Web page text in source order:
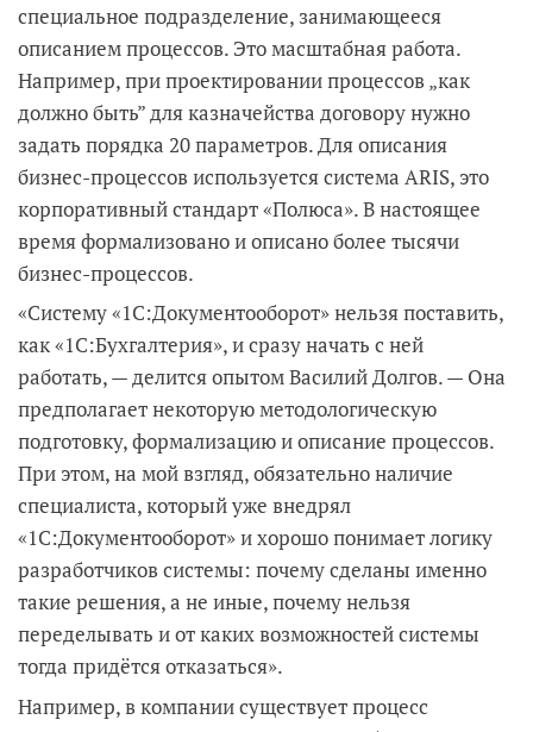
специальное подразделение, занимающееся
описанием процессов. Это масштабная работа.
Например, при проектировании процессов „как
должно быть” для казначейства договору нужно
задать порядка 20 параметров. Для описания
бизнес-процессов используется система ARIS, это
корпоративный стандарт «Полюса». В настоящее
время формализовано и описано более тысячи
бизнес-процессов.
«Систему «1С:Документооборот» нельзя поставить,
как «1С:Бухгалтерия», и сразу начать с ней
работать, — делится опытом Василий Долгов. — Она
предполагает некоторую методологическую
подготовку, формализацию и описание процессов.
При этом, на мой взгляд, обязательно наличие
специалиста, который уже внедрял
«1С:Документооборот» и хорошо понимает логику
разработчиков системы: почему сделаны именно
такие решения, а не иные, почему нельзя
переделывать и от каких возможностей системы
тогда придётся отказаться».
Например, в компании существует процесс